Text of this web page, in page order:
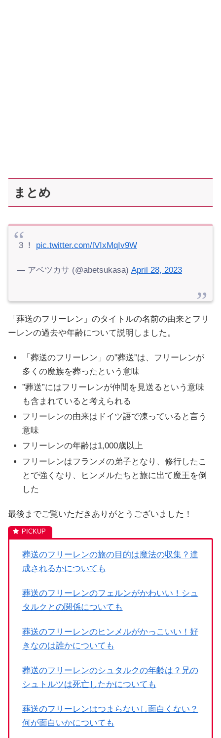
まとめ
３！ pic.twitter.com/lVIxMqIv9W
— アベツカサ (@abetsukasa) April 28, 2023
「葬送のフリーレン」のタイトルの名前の由来とフリ
ーレンの過去や年齢について説明しました。
「葬送のフリーレン」の”葬送”は、フリーレンが
多くの魔族を葬ったという意味
”葬送”にはフリーレンが仲間を見送るという意味
も含まれていると考えられる
フリーレンの由来はドイツ語で凍っていると言う
意味
フリーレンの年齢は1,000歳以上
フリーレンはフランメの弟子となり、修行したこ
とで強くなり、ヒンメルたちと旅に出て魔王を倒
した
最後までご覧いただきありがとうございました！
葬送のフリーレンの旅の目的は魔法の収集？達
成されるかについても
葬送のフリーレンのフェルンがかわいい！シュ
タルクとの関係についても
葬送のフリーレンのヒンメルがかっこいい！好
きなのは誰かについても
葬送のフリーレンのシュタルクの年齢は？兄の
シュトルツは死亡したかについても
葬送のフリーレンはつまらないし面白くない？
何が面白いかについても